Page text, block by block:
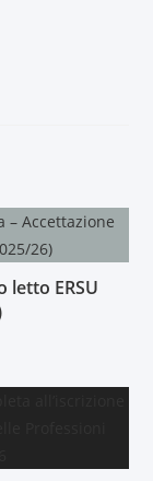
letto ERSU